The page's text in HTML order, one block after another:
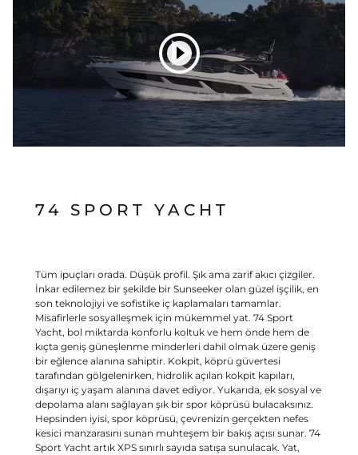
74 SPORT YACHT
Tüm ipuçları orada. Düşük profil. Şık ama zarif akıcı çizgiler.
İnkar edilemez bir şekilde bir Sunseeker olan güzel işçilik, en
son teknolojiyi ve sofistike iç kaplamaları tamamlar.
Misafirlerle sosyalleşmek için mükemmel yat. 74 Sport
Yacht, bol miktarda konforlu koltuk ve hem önde hem de
kıçta geniş güneşlenme minderleri dahil olmak üzere geniş
bir eğlence alanına sahiptir. Kokpit, köprü güvertesi
tarafından gölgelenirken, hidrolik açılan kokpit kapıları,
dışarıyı iç yaşam alanına davet ediyor. Yukarıda, ek sosyal ve
depolama alanı sağlayan şık bir spor köprüsü bulacaksınız.
Hepsinden iyisi, spor köprüsü, çevrenizin gerçekten nefes
kesici manzarasını sunan muhteşem bir bakış açısı sunar. 74
Sport Yacht artık XPS sınırlı sayıda satışa sunulacak. Yat,